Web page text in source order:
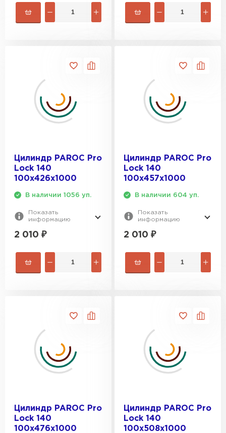
Цилиндр PAROC Pro
Lock 140
100х426х1000
В наличии 1056 уп.
Показать
информацию
2 010 ₽
Цилиндр PAROC Pro
Lock 140
100х457х1000
В наличии 604 уп.
Показать
информацию
2 010 ₽
Цилиндр PAROC Pro
Lock 140
100х476х1000
Цилиндр PAROC Pro
Lock 140
100х508х1000
ПЕРЕЙТИ
ВСЕ ПРОИЗВОДИТЕЛИ